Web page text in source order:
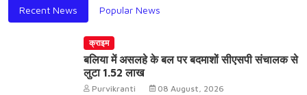
Recent News Popular News
क्राइम
बलिया में असलहे के बल पर बदमाशों सीएसपी संचालक से
लुटा 1.52 लाख
Purvikranti 08 August, 2026